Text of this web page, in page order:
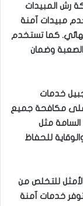
رش المبيدات
مبيدات آمنة
كما تستخدم
الصعبة وضمان
خدمات
على مكافحة جميع
السامة مثل
للحفاظ
للتخلص من
خدمات آمنة